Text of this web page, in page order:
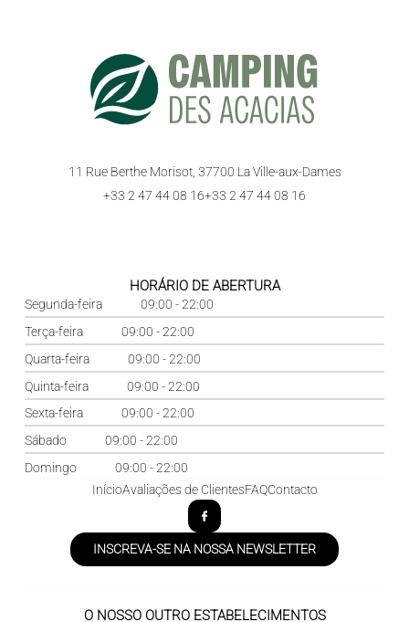
11 Rue Berthe Morisot, 37700 La Ville-aux-Dames
+33 2 47 44 08 16+33 2 47 44 08 16
HORÁRIO DE ABERTURA
Segunda-feira
09:00 - 22:00
Terça-feira
09:00 - 22:00
Quarta-feira
09:00 - 22:00
Quinta-feira
09:00 - 22:00
Sexta-feira
09:00 - 22:00
Sábado
09:00 - 22:00
Domingo
09:00 - 22:00
InícioAvaliações de ClientesFAQContacto
INSCREVA-SE NA NOSSA NEWSLETTER
O NOSSO OUTRO ESTABELECIMENTOS